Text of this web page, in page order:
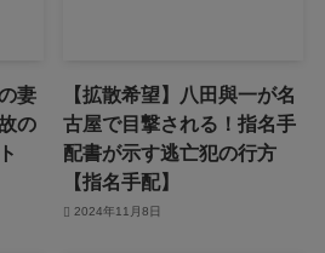
妻
の
【拡散希望】八田與一が名
古屋で目撃される！指名手
配書が示す逃亡犯の行方
【指名手配】
2024年11月8日